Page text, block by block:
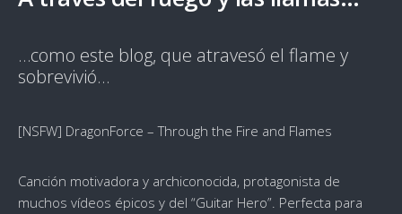
…como este blog, que atravesó el flame y
sobrevivió…
[NSFW] DragonForce – Through the Fire and Flames
Canción motivadora y archiconocida, protagonista de
muchos vídeos épicos y del “Guitar Hero”. Perfecta para